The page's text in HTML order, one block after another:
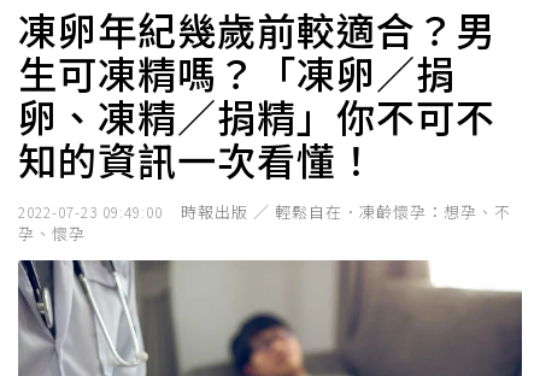
凍卵年紀幾歲前較適合？男
生可凍精嗎？「凍卵／捐
卵、凍精／捐精」你不可不
知的資訊一次看懂！
2022-07-23 09:49:00
時報出版 ／ 輕鬆自在．凍齡懷孕：想孕、不
孕、懷孕